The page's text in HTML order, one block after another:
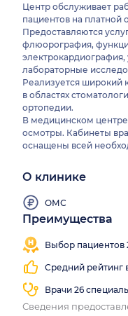
Центр обслуживает
пациентов на платной
Предоставляются
флюорография,
электрокардиография,
лабораторные
Реализуется широкий
в областях
ортопедии.
В медицинском
осмотры. Кабинеты
оснащены всей
О клинике
ОМС
Преимущества
Выбор пациентов
Средний рейтинг
Врачи 26
Сведения